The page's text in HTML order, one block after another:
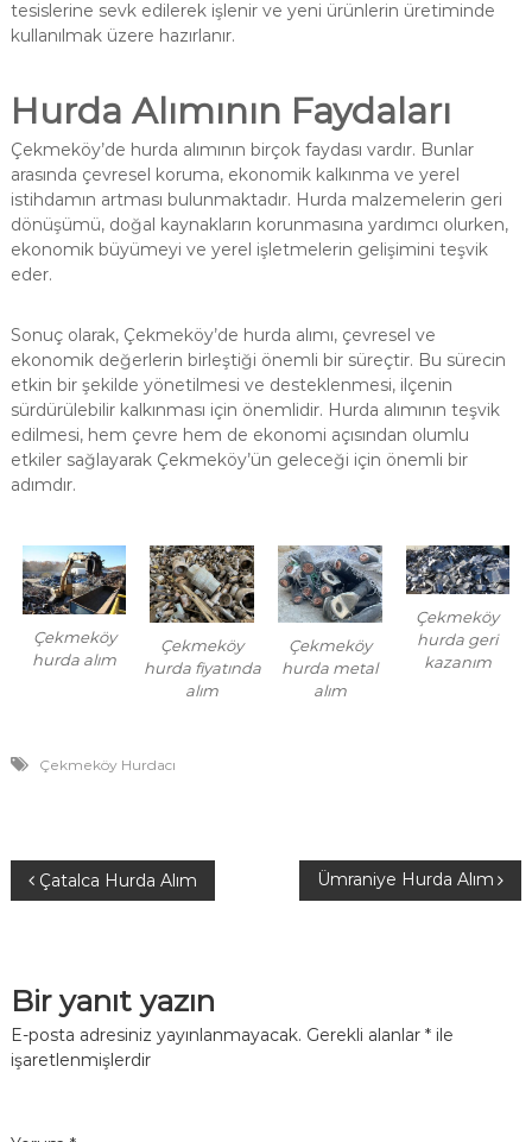
tesislerine sevk edilerek işlenir ve yeni ürünlerin üretiminde
kullanılmak üzere hazırlanır.
Hurda Alımının Faydaları
Çekmeköy’de hurda alımının birçok faydası vardır. Bunlar
arasında çevresel koruma, ekonomik kalkınma ve yerel
istihdamın artması bulunmaktadır. Hurda malzemelerin geri
dönüşümü, doğal kaynakların korunmasına yardımcı olurken,
ekonomik büyümeyi ve yerel işletmelerin gelişimini teşvik
eder.
Sonuç olarak, Çekmeköy’de hurda alımı, çevresel ve
ekonomik değerlerin birleştiği önemli bir süreçtir. Bu sürecin
etkin bir şekilde yönetilmesi ve desteklenmesi, ilçenin
sürdürülebilir kalkınması için önemlidir. Hurda alımının teşvik
edilmesi, hem çevre hem de ekonomi açısından olumlu
etkiler sağlayarak Çekmeköy’ün geleceği için önemli bir
adımdır.
Çekmeköy
hurda alım
Çekmeköy
hurda fiyatında
alım
Çekmeköy
hurda metal
alım
Çekmeköy
hurda geri
kazanım
Çekmeköy Hurdacı
Y
z
ı
Çatalca Hurda Alım Ümraniye Hurda Alım
Bir yanıt yazın
E-posta adresiniz yayınlanmayacak. Gerekli alanlar *ile
işaretlenmişlerdir